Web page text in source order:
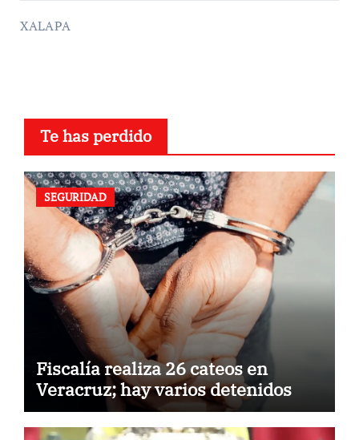
XALAPA
Te has perdido
SEGURIDAD
Fiscalía realiza 26 cateos en
Veracruz; hay varios detenidos